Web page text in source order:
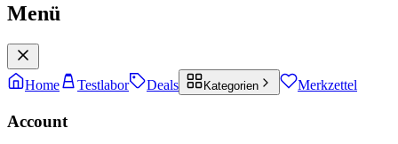
Menü
Home Testlabor Deals Kategorien Merkzettel
Account